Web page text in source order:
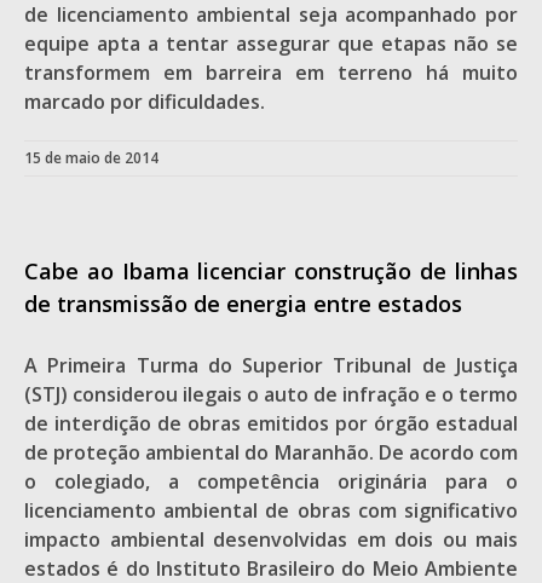
de licenciamento ambiental seja acompanhado por
equipe apta a tentar assegurar que etapas não se
transformem em barreira em terreno há muito
marcado por dificuldades.
15 de maio de 2014
Cabe ao Ibama licenciar construção de linhas
de transmissão de energia entre estados
A Primeira Turma do Superior Tribunal de Justiça
(STJ) considerou ilegais o auto de infração e o termo
de interdição de obras emitidos por órgão estadual
de proteção ambiental do Maranhão. De acordo com
o colegiado, a competência originária para o
licenciamento ambiental de obras com significativo
impacto ambiental desenvolvidas em dois ou mais
estados é do Instituto Brasileiro do Meio Ambiente